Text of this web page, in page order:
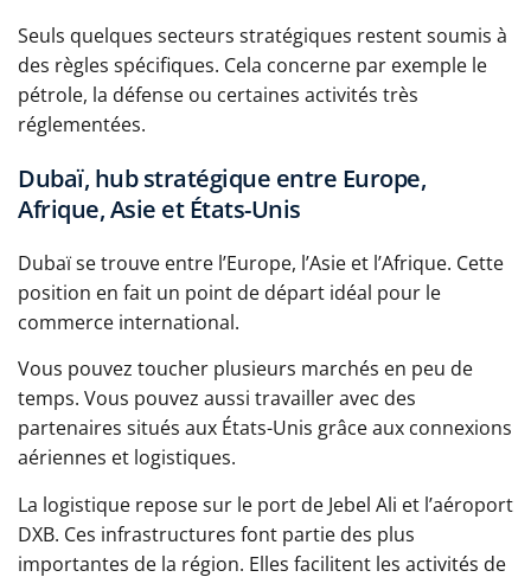
Seuls quelques secteurs stratégiques restent soumis à
des règles spécifiques. Cela concerne par exemple le
pétrole, la défense ou certaines activités très
réglementées.
Dubaï, hub stratégique entre Europe,
Afrique, Asie et États-Unis
Dubaï se trouve entre l’Europe, l’Asie et l’Afrique. Cette
position en fait un point de départ idéal pour le
commerce international.
Vous pouvez toucher plusieurs marchés en peu de
temps. Vous pouvez aussi travailler avec des
partenaires situés aux États-Unis grâce aux connexions
aériennes et logistiques.
La logistique repose sur le port de Jebel Ali et l’aéroport
DXB. Ces infrastructures font partie des plus
importantes de la région. Elles facilitent les activités de